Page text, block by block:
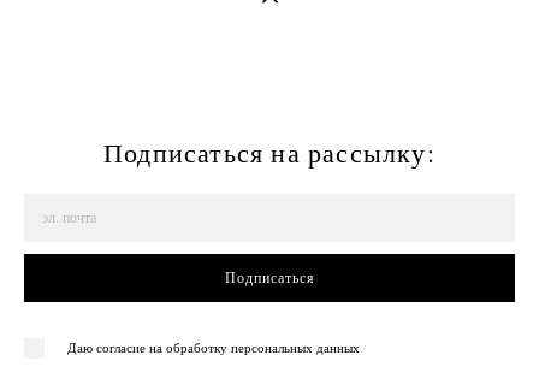
Подписаться на рассылку:
Подписаться
Даю согласие на обработку персональных данных